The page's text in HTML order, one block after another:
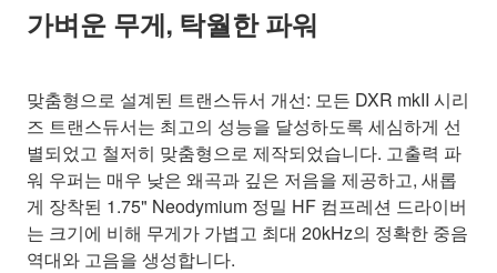
가벼운 무게, 탁월한 파워
맞춤형으로 설계된 트랜스듀서 개선: 모든 DXR mkII 시리
즈 트랜스듀서는 최고의 성능을 달성하도록 세심하게 선
별되었고 철저히 맞춤형으로 제작되었습니다. 고출력 파
워 우퍼는 매우 낮은 왜곡과 깊은 저음을 제공하고, 새롭
게 장착된 1.75" Neodymium 정밀 HF 컴프레션 드라이버
는 크기에 비해 무게가 가볍고 최대 20kHz의 정확한 중음
역대와 고음을 생성합니다.